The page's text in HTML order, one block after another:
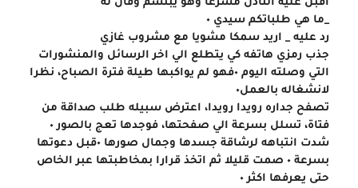
اقبل عليه النادل مسرعا وهو يبتسم وقال له
_ما هي طلباتكم سيدي ٠
رد عليه _ اريد سمكا مشويا مع مشروب غازي
لانشغاله بالعمل٠
فتاة، تسلل بسرعة الي صفحتها، فوجدها تعج بالصور ٠
بسرعة ٠ صمت قليلا ثم اتخذ قرارا بمخاطبتها عبر الخاص
حتى يعرفها اكثر ٠